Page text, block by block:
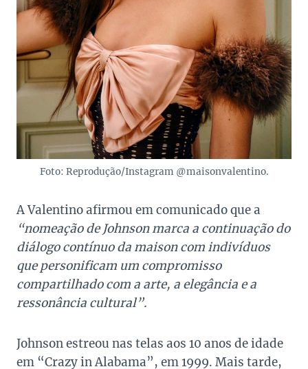
Foto: Reprodução/Instagram @maisonvalentino.
A Valentino afirmou em comunicado que a
“nomeação de Johnson marca a continuação do
diálogo contínuo da maison com indivíduos
que personificam um compromisso
compartilhado com a arte, a elegância e a
ressonância cultural”.
Johnson estreou nas telas aos 10 anos de idade
em “Crazy in Alabama”, em 1999. Mais tarde,